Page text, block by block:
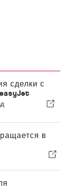
сделки с
в